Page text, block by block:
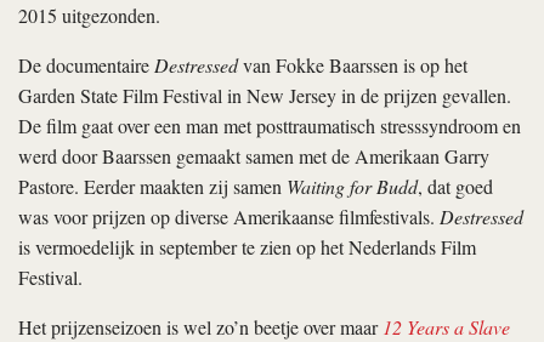
2015 uitgezonden.
De documentaireDestressedvan Fokke Baarssen is op het
Garden State Film Festival in New Jersey in de prijzen gevallen.
De film gaat over een man met posttraumatisch stresssyndroom en
werd door Baarssen gemaakt samen met de Amerikaan Garry
Pastore. Eerder maakten zij samen Waiting for Budd, dat goed
was voor prijzen op diverse Amerikaanse filmfestivals. Destressed
is vermoedelijk in september te zien op het Nederlands Film
Festival.
Het prijzenseizoen is wel zo’n beetje over maar12 Years a Slave